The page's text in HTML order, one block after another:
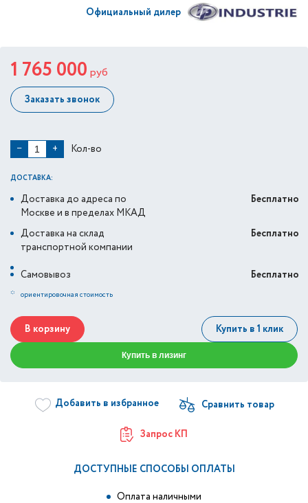
Официальный дилер
1 765 000 руб
Заказать звонок
− + Кол-во
ДОСТАВКА:
Доставка до адреса по
Москве и в пределах МКАД
Бесплатно
Доставка на склад
транспортной компании
Бесплатно
Самовывоз
Бесплатно
* ориентировочная стоимость
В корзину Купить в 1 клик
Купить в лизинг
Добавить в избранное
Запрос КП
ДОСТУПНЫЕ СПОСОБЫ ОПЛАТЫ
Оплата наличными